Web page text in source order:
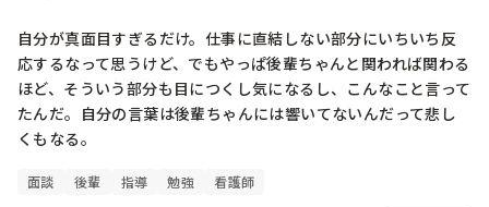
自分が真面目すぎるだけ。仕事に直結しない部分にいちいち反
応するなって思うけど、でもやっぱ後輩ちゃんと関われば関わる
ほど、そういう部分も目につくし気になるし、こんなこと言って
たんだ。自分の言葉は後輩ちゃんには響いてないんだって悲し
くもなる。
面談 後輩 指導 勉強 看護師